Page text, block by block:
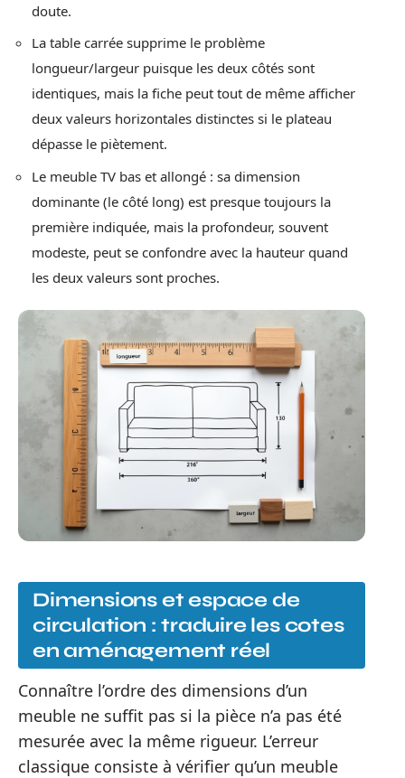
doute.
La table carrée supprime le problème
longueur/largeur puisque les deux côtés sont
identiques, mais la fiche peut tout de même afficher
deux valeurs horizontales distinctes si le plateau
dépasse le piètement.
Le meuble TV bas et allongé : sa dimension
dominante (le côté long) est presque toujours la
première indiquée, mais la profondeur, souvent
modeste, peut se confondre avec la hauteur quand
les deux valeurs sont proches.
Dimensions et espace de
circulation : traduire les cotes
en aménagement réel
Connaître l’ordre des dimensions d’un
meuble ne suffit pas si la pièce n’a pas été
mesurée avec la même rigueur. L’erreur
classique consiste à vérifier qu’un meuble